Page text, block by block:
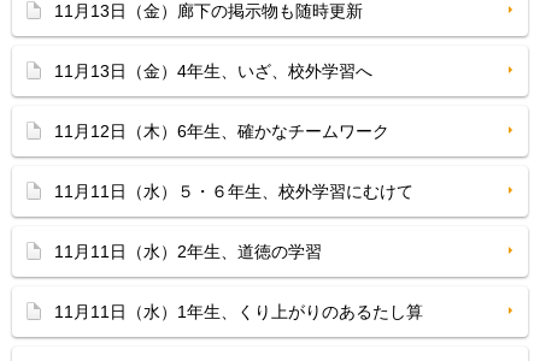
11月13日（金）廊下の掲示物も随時更新
11月13日（金）4年生、いざ、校外学習へ
11月12日（木）6年生、確かなチームワーク
11月11日（水）５・６年生、校外学習にむけて
11月11日（水）2年生、道徳の学習
11月11日（水）1年生、くり上がりのあるたし算